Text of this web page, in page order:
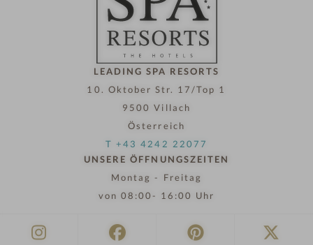
LEADING SPA RESORTS
10. Oktober Str. 17/Top 1
9500 Villach
Österreich
T +43 4242 22077
UNSERE ÖFFNUNGSZEITEN
Montag - Freitag
von 08:00- 16:00 Uhr